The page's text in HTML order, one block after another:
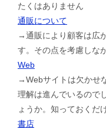
たくはありません
通販について
→通販により顧客は広
す。その点を考慮しな
Web
→Webサイトは欠かせ
理解は進んでいるので
ょうか。知っておくだ
書店